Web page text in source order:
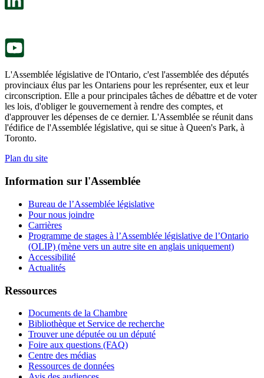
L'Assemblée législative de l'Ontario, c'est l'assemblée des députés
provinciaux élus par les Ontariens pour les représenter, eux et leur
circonscription. Elle a pour principales tâches de débattre et de voter
les lois, d'obliger le gouvernement à rendre des comptes, et
d'approuver les dépenses de ce dernier. L'Assemblée se réunit dans
l'édifice de l'Assemblée législative, qui se situe à Queen's Park, à
Toronto.
Plan du site
Information sur l'Assemblée
Bureau de l’Assemblée législative
Pour nous joindre
Carrières
Programme de stages à l’Assemblée législative de l’Ontario
(OLIP) (mène vers un autre site en anglais uniquement)
Accessibilité
Actualités
Ressources
Documents de la Chambre
Bibliothèque et Service de recherche
Trouver une députée ou un député
Foire aux questions (FAQ)
Centre des médias
Ressources de données